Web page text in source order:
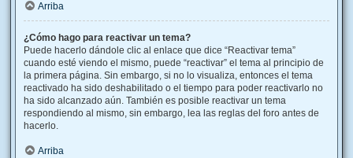
Arriba
¿Cómo hago para reactivar un tema?
Puede hacerlo dándole clic al enlace que dice “Reactivar tema”
cuando esté viendo el mismo, puede “reactivar” el tema al principio de
la primera página. Sin embargo, si no lo visualiza, entonces el tema
reactivado ha sido deshabilitado o el tiempo para poder reactivarlo no
ha sido alcanzado aún. También es posible reactivar un tema
respondiendo al mismo, sin embargo, lea las reglas del foro antes de
hacerlo.
Arriba